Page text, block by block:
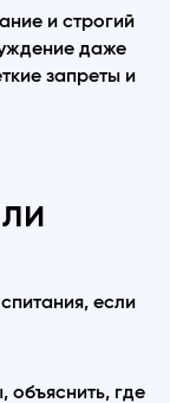
и строгий
даже
запреты и
если
объяснить, где